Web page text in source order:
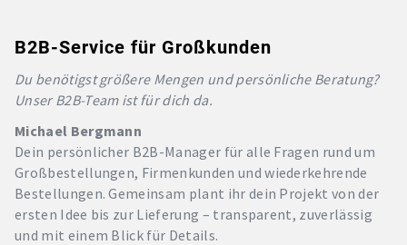
B2B-Service für Großkunden
Du benötigst größere Mengen und persönliche Beratung?
Unser B2B-Team ist für dich da.
Michael Bergmann
Dein persönlicher B2B-Manager für alle Fragen rund um
Großbestellungen, Firmenkunden und wiederkehrende
Bestellungen. Gemeinsam plant ihr dein Projekt von der
ersten Idee bis zur Lieferung – transparent, zuverlässig
und mit einem Blick für Details.